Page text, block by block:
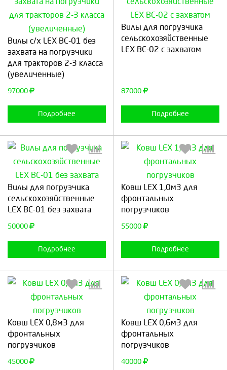
Вилы с/х LEX ВС-01 без
захвата на погрузчики
для тракторов 2-3 класса
(увеличенные)
97000
Подробнее
Выберите количество:
Продолжить
Вилы для погрузчика
сельскохозяйственные
LEX ВС-02 с захватом
87000
Подробнее
Выберите количество:
Вилы для погрузчика
сельскохозяйственные
LEX ВС-01 без захвата
50000
Подробнее
Выберите количество:
Продолжить
Ковш LEX 1,0м3 для
фронтальных
погрузчиков
55000
Подробнее
Выберите количество:
Продолжить
Ковш LEX 0,8м3 для
фронтальных
погрузчиков
45000
Выберите количество:
Продолжить
Ковш LEX 0,6м3 для
фронтальных
погрузчиков
40000
Выберите количество:
Продолжить